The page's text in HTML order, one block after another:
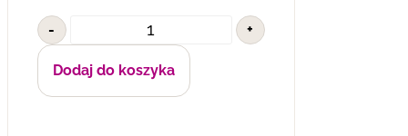
- +
Dodaj do koszyka